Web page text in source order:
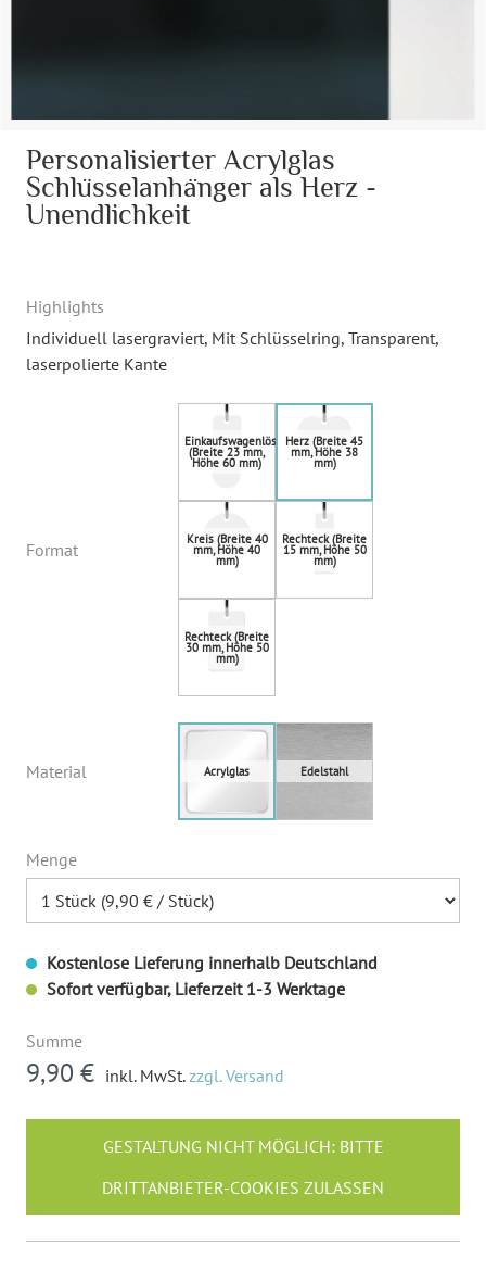
Personalisierter Acrylglas
Schlüsselanhänger als Herz -
Unendlichkeit
Highlights
Individuell lasergraviert, Mit Schlüsselring, Transparent,
laserpolierte Kante
Format
Material
Menge
Kostenlose Lieferung innerhalb Deutschland
Sofort verfügbar, Lieferzeit 1-3 Werktage
Summe
9,90 € inkl. MwSt.zzgl. Versand
GESTALTUNG NICHT MÖGLICH: BITTE
DRITTANBIETER-COOKIES ZULASSEN